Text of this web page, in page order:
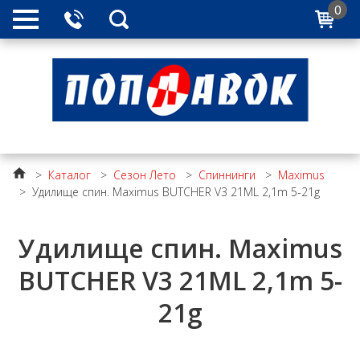
0
> Каталог > Сезон Лето > Спиннинги > Maximus
> Удилище спин. Maximus BUTCHER V3 21ML 2,1m 5-21g
Удилище спин. Maximus
BUTCHER V3 21ML 2,1m 5-
21g